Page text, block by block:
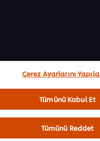
HACCP
ile güvenli gıda
bir yaklaşım
Çerez Ayarlarını
Tümünü Reddet
Tümünü Kabul Et